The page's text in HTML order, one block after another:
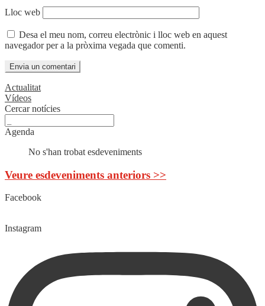
Lloc web
Desa el meu nom, correu electrònic i lloc web en aquest
navegador per a la pròxima vegada que comenti.
Actualitat
Vídeos
Cercar notícies
Agenda
No s'han trobat esdeveniments
Veure esdeveniments anteriors >>
Facebook
Instagram